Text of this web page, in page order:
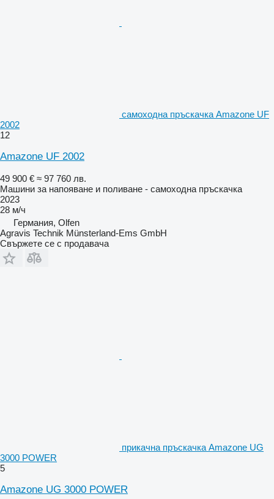
самоходна пръскачка Amazone UF
2002
12
Amazone UF 2002
49 900 € ≈ 97 760 лв.
Машини за напояване и поливане - самоходна пръскачка
2023
28 м/ч
Германия, Olfen
Agravis Technik Münsterland-Ems GmbH
Свържете се с продавача
прикачна пръскачка Amazone UG
3000 POWER
5
Amazone UG 3000 POWER